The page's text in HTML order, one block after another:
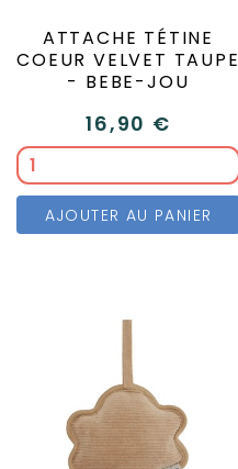
ATTACHE TÉTINE
COEUR VELVET TAUPE
- BEBE-JOU
16,90 €
AJOUTER AU PANIER